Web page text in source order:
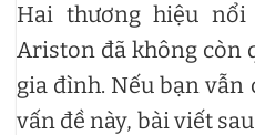
Hai thương hiệu
Ariston đã không còn
gia đình. Nếu bạn vẫn
vấn đề này, bài viết